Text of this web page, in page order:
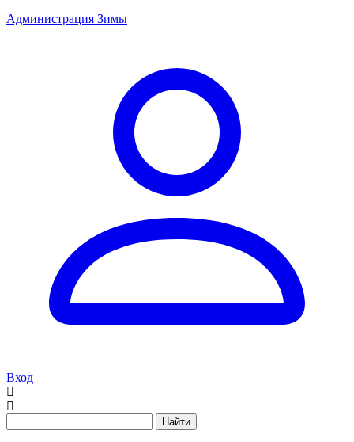
Администрация Зимы
Вход
Найти